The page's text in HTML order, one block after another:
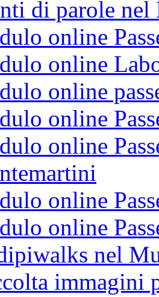
di parole
online
online
online
online
online
online
online
nel
immagini